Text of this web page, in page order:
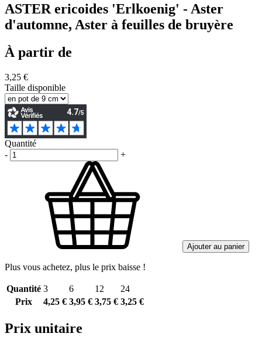
ASTER ericoides 'Erlkoenig' - Aster
d'automne, Aster à feuilles de bruyère
À partir de
3,25 €
Taille disponible
Quantité
-
+
Ajouter au panier
Plus vous achetez, plus le prix baisse !
Quantité 3 6 12
24
Prix
4,25 € 3,95 € 3,75 € 3,25 €
Prix unitaire